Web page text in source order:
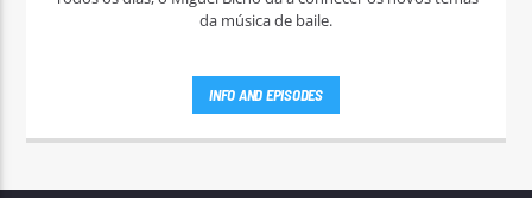
da música de baile.
INFO AND EPISODES